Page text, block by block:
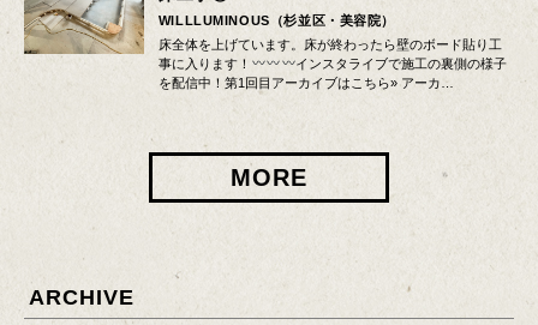
WILLLUMINOUS（杉並区・美容院）
床全体を上げています。床が終わったら壁のボード貼り工
事に入ります！
インスタライブで施工の裏側の様子
を配信中！第1回目アーカイブはこちら» アーカ…
MORE
ARCHIVE